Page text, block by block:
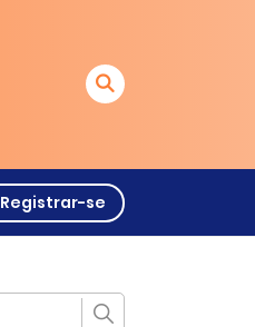
Registrar-se